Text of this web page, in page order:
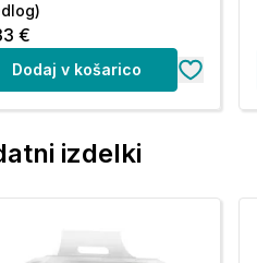
€
Dodaj v košarico
izdelki